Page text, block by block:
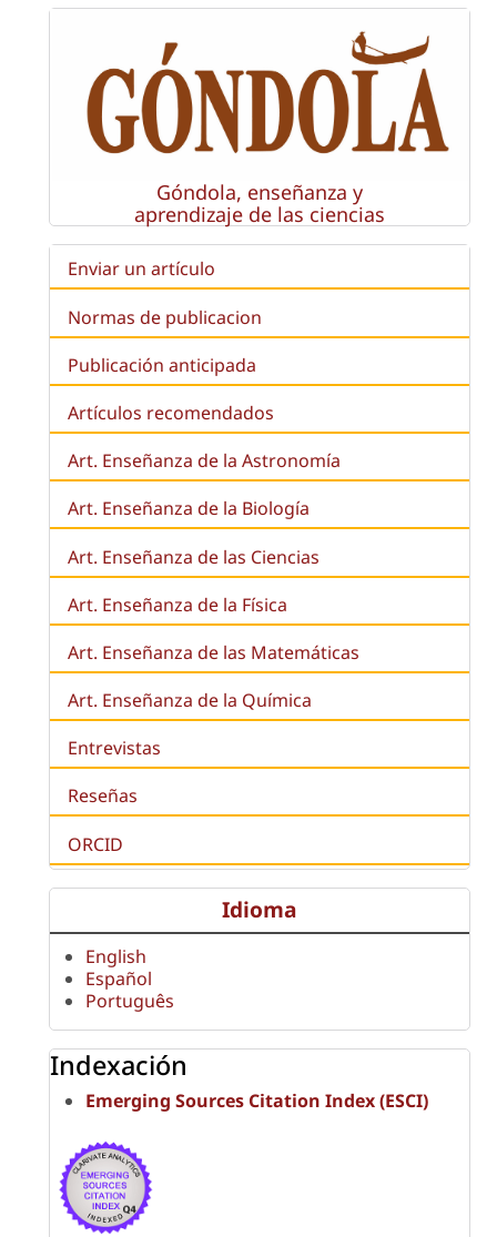
Góndola, enseñanza y
aprendizaje de las ciencias
Enviar un artículo
Normas de publicacion
Publicación anticipada
Artículos recomendados
Art. Enseñanza de la Astronomía
Art. Enseñanza de la Biología
Art. Enseñanza de las Ciencias
Art. Enseñanza de la Física
Art. Enseñanza de las Matemáticas
Art. Enseñanza de la Química
Entrevistas
Reseñas
ORCID
Idioma
English
Español
Português
Indexación
Emerging Sources Citation Index (ESCI)